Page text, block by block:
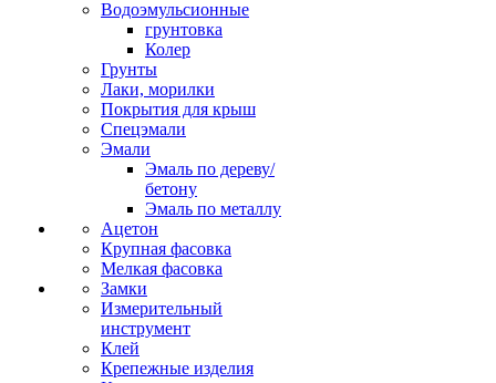
Водоэмульсионные
грунтовка
Колер
Грунты
Лаки, морилки
Покрытия для крыш
Спецэмали
Эмали
Эмаль по дереву/
бетону
Эмаль по металлу
Ацетон
Крупная фасовка
Мелкая фасовка
Замки
Измерительный
инструмент
Клей
Крепежные изделия